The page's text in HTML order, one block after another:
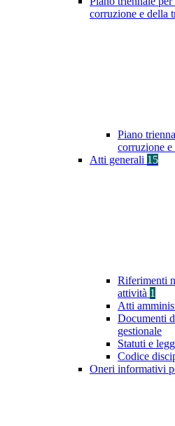
corruzione e della
Piano
corruzione
Atti generali 15
Riferimenti
attività 1
Atti
Documenti
gestionale
Statuti e
Codice
Oneri informativi